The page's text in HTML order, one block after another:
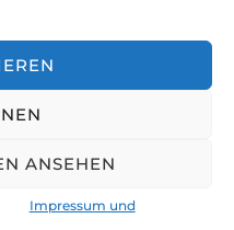
ANSEHEN
Impressum und